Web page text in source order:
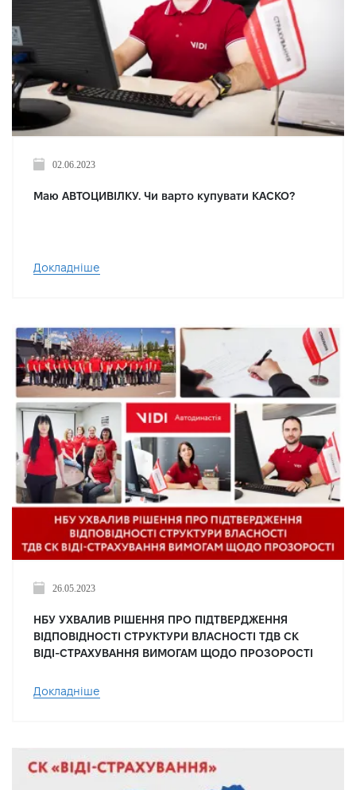
02.06.2023
Маю АВТОЦИВІЛКУ. Чи варто купувати КАСКО?
Докладніше
26.05.2023
НБУ УХВАЛИВ РІШЕННЯ ПРО ПІДТВЕРДЖЕННЯ
ВІДПОВІДНОСТІ СТРУКТУРИ ВЛАСНОСТІ ТДВ СК
ВІДІ-СТРАХУВАННЯ ВИМОГАМ ЩОДО ПРОЗОРОСТІ
Докладніше